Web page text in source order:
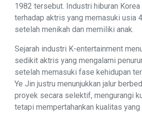
1982 tersebut. Industri hiburan
terhadap aktris yang memasuki usia
setelah menikah dan memiliki anak.
Sejarah industri K-entertainment
sedikit aktris yang mengalami
setelah memasuki fase kehidupan
Ye Jin justru menunjukkan jalur
proyek secara selektif, mengurangi
tetapi mempertahankan kualitas yang